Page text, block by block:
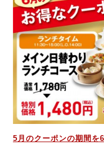
5月のクーポンの期間を